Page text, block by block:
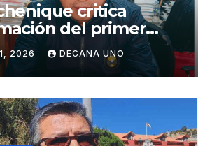
critica
del primer
ministerial de Keiko
2026 DECANA UNO